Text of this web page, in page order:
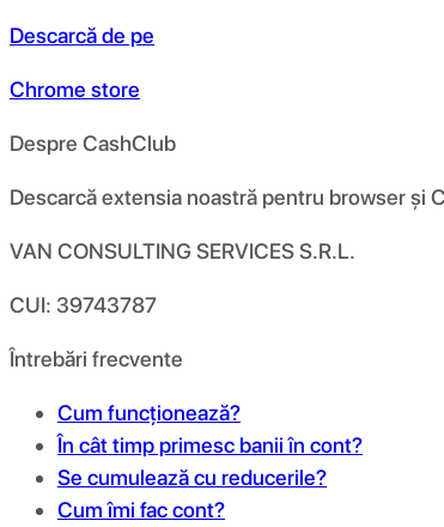
Descarcă de pe
Chrome store
Despre CashClub
Descarcă extensia noastră pentru browser și
VAN CONSULTING SERVICES S.R.L.
CUI: 39743787
Întrebări frecvente
Cum funcționează?
În cât timp primesc banii în cont?
Se cumulează cu reducerile?
Cum îmi fac cont?